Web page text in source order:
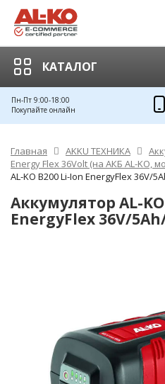
КАТАЛОГ
Пн-Пт 9:00-18:00
Покупайте онлайн
Главная AKKU ТЕХНИКА
Energy Flex 36Volt (на АКБ AL-KO,
AL-KO B200 Li-Ion EnergyFlex 36V/
Аккумулятор AL-
EnergyFlex 36V/